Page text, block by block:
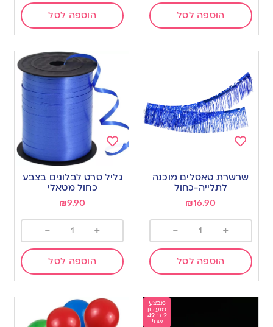
הוספה לסל הוספה לסל
to
wishlist
שרשרת טאסלים מוכנה
לתלייה-כחול
₪16.90
+
-
הוספה לסל
Add
to
wishlist
גליל סרט לבלונים בצבע
כחול מטאלי
₪9.90
+
-
הוספה לסל
מבצע
מועדון
2 ב-49
שח!